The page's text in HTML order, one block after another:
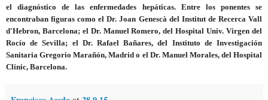
el diagnóstico de las enfermedades hepáticas. Entre los ponentes se
encontraban figuras como el Dr. Joan Genescà del Institut de Recerca Vall
d'Hebron, Barcelona; el Dr. Manuel Romero, del Hospital Univ. Virgen del
Rocío de Sevilla; el Dr. Rafael Bañares, del Instituto de Investigación
Sanitaria Gregorio Marañón, Madrid o el Dr. Manuel Morales, del Hospital
Clínic, Barcelona.